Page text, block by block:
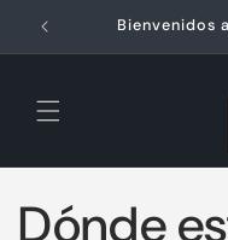
directamente
al contenido
Bienvenidos
Dónde